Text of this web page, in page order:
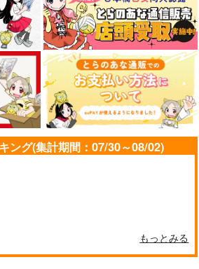
マ娘ゴールドシップ
水ステッカー
ウマ娘 マチカネタン
ホイザ耐水ステッカー
サンプル
作品詳細 作品詳細
円（税込）
ング(集計期間：07/30～08/02)
もっとみる